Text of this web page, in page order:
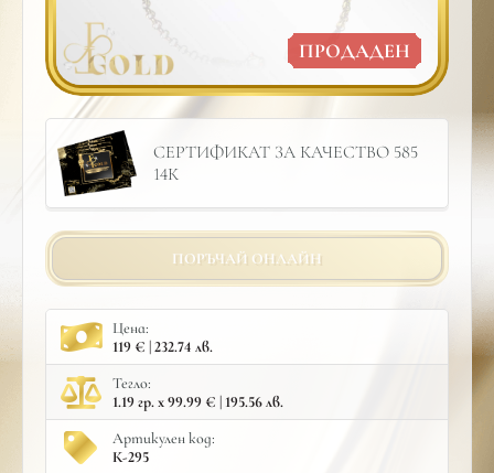
ПРОДАДЕН
СЕРТИФИКАТ ЗА КАЧЕСТВО 585
14К
ПОРЪЧАЙ ОНЛАЙН
Цена:
119 € | 232.74 лв.
Тегло:
1.19 гр. x 99.99 € | 195.56 лв.
Артикулен код:
К-295